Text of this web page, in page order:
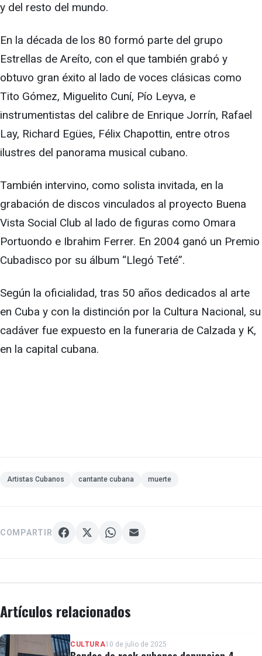
y del resto del mundo.
En la década de los 80 formó parte del grupo
Estrellas de Areíto, con el que también grabó y
obtuvo gran éxito al lado de voces clásicas como
Tito Gómez, Miguelito Cuní, Pío Leyva, e
instrumentistas del calibre de Enrique Jorrín, Rafael
Lay, Richard Egües, Félix Chapottin, entre otros
ilustres del panorama musical cubano.
También intervino, como solista invitada, en la
grabación de discos vinculados al proyecto Buena
Vista Social Club al lado de figuras como Omara
Portuondo e Ibrahim Ferrer. En 2004 ganó un Premio
Cubadisco por su álbum “Llegó Teté”.
Según la oficialidad, tras 50 años dedicados al arte
en Cuba y con la distinción por la Cultura Nacional, su
cadáver fue expuesto en la funeraria de Calzada y K,
en la capital cubana.
Artistas Cubanos cantante cubana muerte
COMPARTIR
Artículos relacionados
CULTURA10 de julio de 2025